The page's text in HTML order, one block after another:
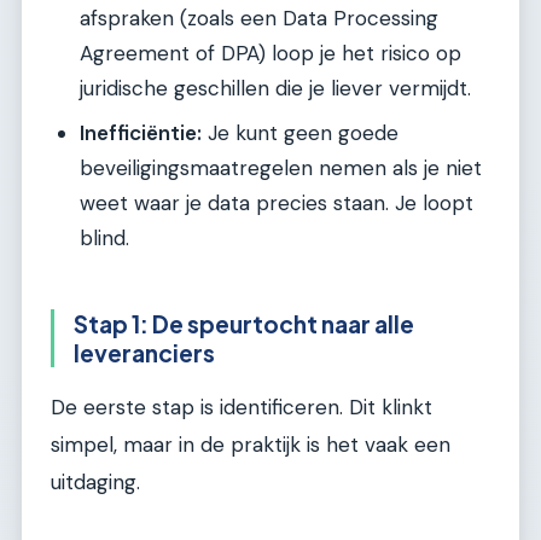
afspraken (zoals een Data Processing
Agreement of DPA) loop je het risico op
juridische geschillen die je liever vermijdt.
Inefficiëntie: Je kunt geen goede
beveiligingsmaatregelen nemen als je niet
weet waar je data precies staan. Je loopt
blind.
Stap 1: De speurtocht naar alle
leveranciers
De eerste stap is identificeren. Dit klinkt
simpel, maar in de praktijk is het vaak een
uitdaging.